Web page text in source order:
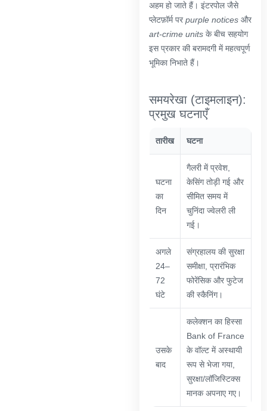
अहम हो जाते हैं। इंटरपोल जैसे
प्लेटफ़ॉर्म पर purple notices और
art-crime units के बीच सहयोग
इस प्रकार की बरामदगी में महत्वपूर्ण
भूमिका निभाते हैं।
समयरेखा (टाइमलाइन):
प्रमुख घटनाएँ
तारीख घटना
घटना
का
दिन
गैलरी में प्रवेश,
केसिंग तोड़ी गई और
सीमित समय में
चुनिंदा ज्वेलरी ली
गई।
अगले
24–
72
घंटे
संग्रहालय की सुरक्षा
समीक्षा, प्रारंभिक
फोरेंसिक और फुटेज
की स्कैनिंग।
उसके
बाद
कलेक्शन का हिस्सा
Bank of France
के वॉल्ट में अस्थायी
रूप से भेजा गया,
सुरक्षा/लॉजिस्टिक्स
मानक अपनाए गए।